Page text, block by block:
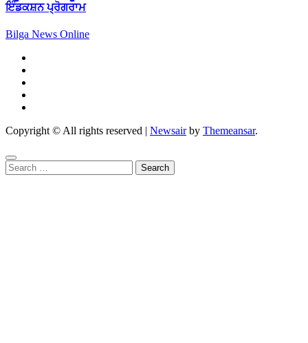
ਇੰਡਕਸ਼ਨ ਪ੍ਰੋਗਰਾਮ
Bilga News Online
Copyright © All rights reserved | Newsairby Themeansar.
Search
for: